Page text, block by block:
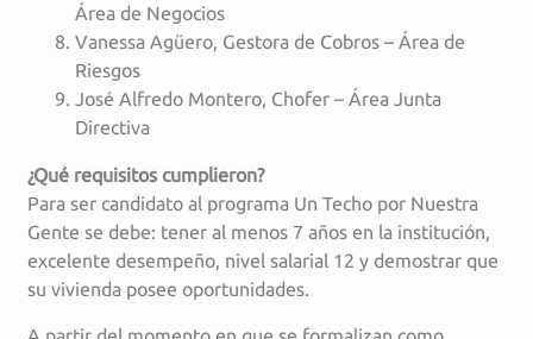
Área de Negocios
Vanessa Agüero, Gestora de Cobros – Área de
Riesgos
José Alfredo Montero, Chofer – Área Junta
Directiva
¿Qué requisitos cumplieron?
Para ser candidato al programa Un Techo por Nuestra
Gente se debe: tener al menos 7 años en la institución,
excelente desempeño, nivel salarial 12 y demostrar que
su vivienda posee oportunidades.